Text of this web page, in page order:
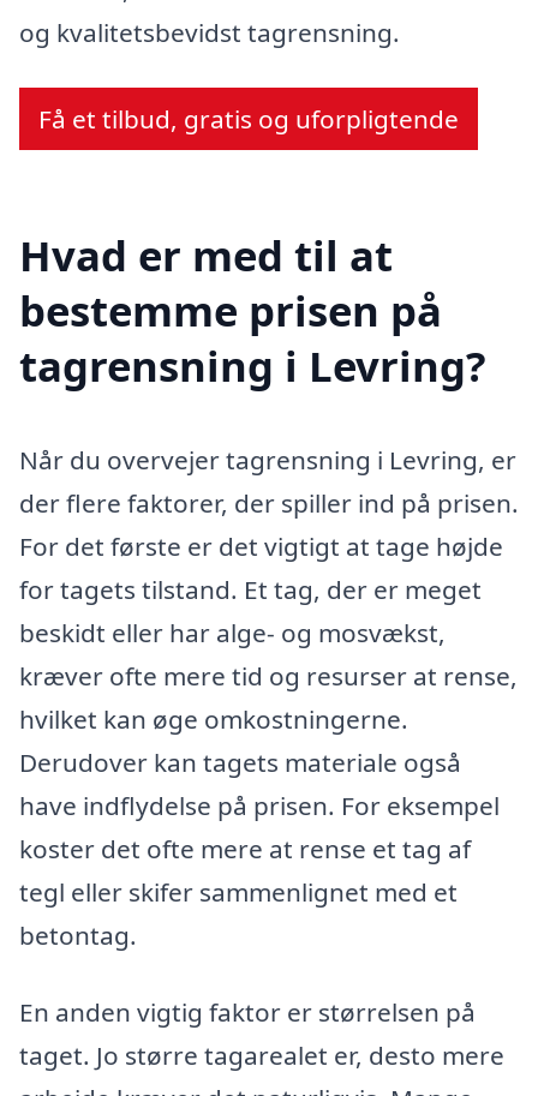
og kvalitetsbevidst tagrensning.
Få et tilbud, gratis og uforpligtende
Hvad er med til at
bestemme prisen på
tagrensning i Levring?
Når du overvejer tagrensning i Levring, er
der flere faktorer, der spiller ind på prisen.
For det første er det vigtigt at tage højde
for tagets tilstand. Et tag, der er meget
beskidt eller har alge- og mosvækst,
kræver ofte mere tid og resurser at rense,
hvilket kan øge omkostningerne.
Derudover kan tagets materiale også
have indflydelse på prisen. For eksempel
koster det ofte mere at rense et tag af
tegl eller skifer sammenlignet med et
betontag.
En anden vigtig faktor er størrelsen på
taget. Jo større tagarealet er, desto mere